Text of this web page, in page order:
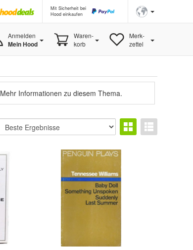
Mit Sicherheit bei
Hood einkaufen
Anmelden
Mein Hood
Waren-
korb
Merk-
zettel
Mehr Informationen zu diesem Thema.